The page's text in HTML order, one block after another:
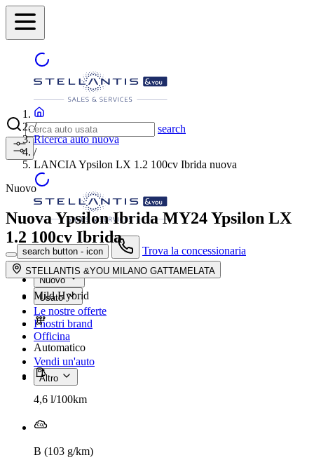
search
search button - icon Trova la concessionaria
Nuovo
Usato
Le nostre offerte
I nostri brand
Officina
Vendi un'auto
Altro
/
Ricerca auto nuova
/
LANCIA Ypsilon LX 1.2 100cv Ibrida nuova
Nuovo
Nuova Ypsilon Ibrida MY24Ypsilon LX
1.2 100cv Ibrida
STELLANTIS &YOU MILANO GATTAMELATA
Mild Hybrid
Automatico
4,6 l/100km
B (103 g/km)